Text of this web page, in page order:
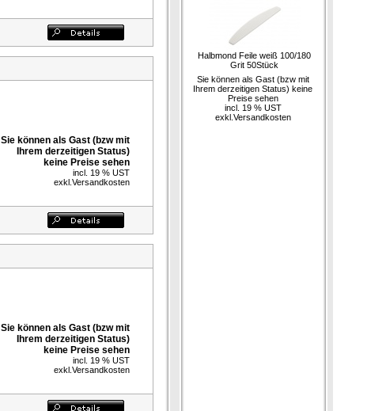
Sie können als Gast (bzw mit
Ihrem derzeitigen Status)
keine Preise sehen
incl. 19 % UST
exkl. Versandkosten
Sie können als Gast (bzw mit
Ihrem derzeitigen Status)
keine Preise sehen
incl. 19 % UST
exkl. Versandkosten
Halbmond Feile weiß 100/180
Grit 50Stück
Sie können als Gast (bzw mit
Ihrem derzeitigen Status) keine
Preise sehen
incl. 19 % UST
exkl. Versandkosten